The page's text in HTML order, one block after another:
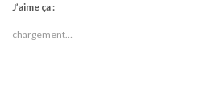
J’aime ça :
chargement…